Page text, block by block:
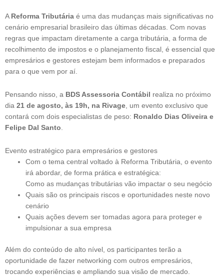
A Reforma Tributária é uma das mudanças mais significativas no
cenário empresarial brasileiro das últimas décadas. Com novas
regras que impactam diretamente a carga tributária, a forma de
recolhimento de impostos e o planejamento fiscal, é essencial que
empresários e gestores estejam bem informados e preparados
para o que vem por aí.
Pensando nisso, a BDS Assessoria Contábil
realiza no próximo
dia 21 de agosto, às 19h, na Rivage, um evento exclusivo que
contará com dois especialistas de peso: Ronaldo Dias Oliveira e
Felipe Dal Santo.
Evento estratégico para empresários e gestores
Com o tema central voltado à Reforma Tributária, o evento
irá abordar, de forma prática e estratégica:
Como as mudanças tributárias vão impactar o seu negócio
Quais são os principais riscos e oportunidades neste novo
cenário
Quais ações devem ser tomadas agora para proteger e
impulsionar a sua empresa
Além do conteúdo de alto nível, os participantes terão a
oportunidade de fazer networking com outros empresários,
trocando experiências e ampliando sua visão de mercado.